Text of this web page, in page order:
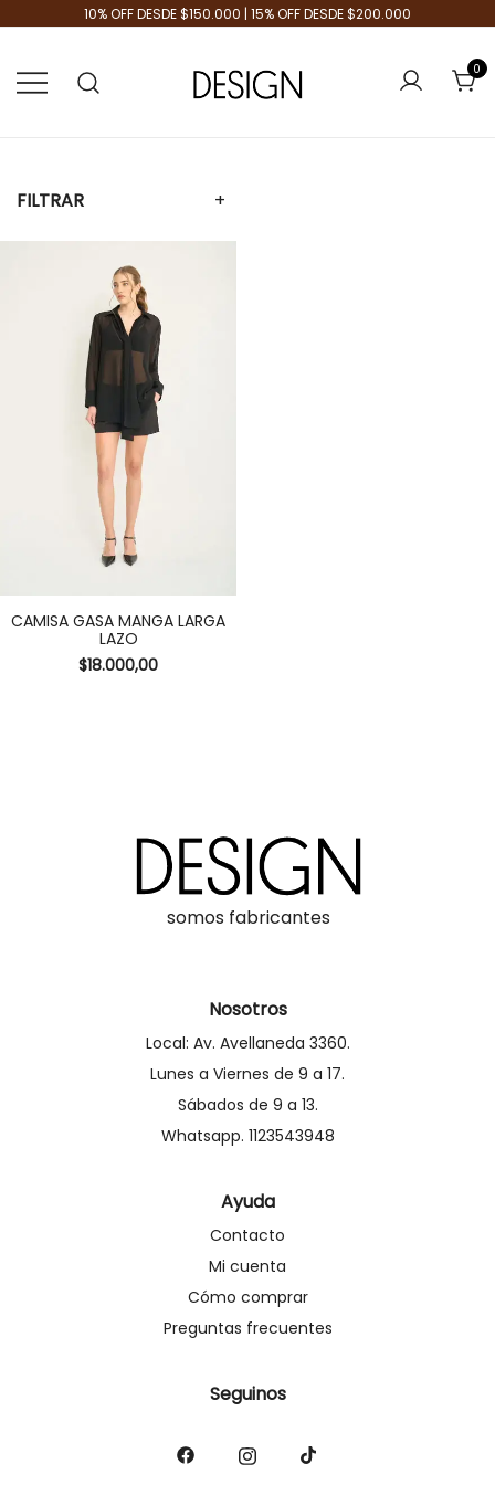
10% OFF DESDE $150.000 | 15% OFF DESDE $200.000
0
FILTRAR +
CAMISA GASA MANGA LARGA
LAZO
$18.000,00
somos fabricantes
Nosotros
Local: Av. Avellaneda 3360.
Lunes a Viernes de 9 a 17.
Sábados de 9 a 13.
Whatsapp. 1123543948
Ayuda
Contacto
Mi cuenta
Cómo comprar
Preguntas frecuentes
Seguinos